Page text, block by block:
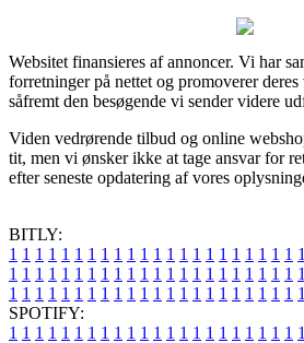
Websitet finansieres af annoncer. Vi har
forretninger på nettet og promoverer
såfremt den besøgende vi sender videre
Viden vedrørende tilbud og online
tit, men vi ønsker ikke at tage ansvar for
efter seneste opdatering af vores
BITLY:
1 1 1 1 1 1 1 1 1 1 1 1 1 1 1 1 1 1 1 1 1 1 1
1 1 1 1 1 1 1 1 1 1 1 1 1 1 1 1 1 1 1 1 1 1 1
1 1 1 1 1 1 1 1 1 1 1 1 1 1 1 1 1 1 1 1 1 1 1
SPOTIFY:
1 1 1 1 1 1 1 1 1 1 1 1 1 1 1 1 1 1 1 1 1 1 1